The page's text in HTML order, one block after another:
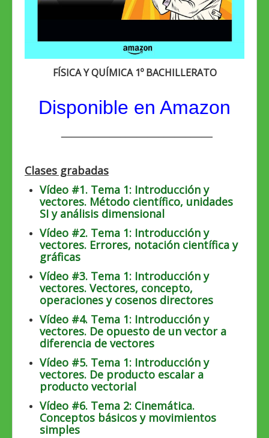
FÍSICA Y QUÍMICA 1º BACHILLERATO
Disponible en Amazon
Clases grabadas
Vídeo #1. Tema 1: Introducción y
vectores. Método científico, unidades
SI y análisis dimensional
Vídeo #2. Tema 1: Introducción y
vectores. Errores, notación científica y
gráficas
Vídeo #3. Tema 1: Introducción y
vectores. Vectores, concepto,
operaciones y cosenos directores
Vídeo #4. Tema 1: Introducción y
vectores. De opuesto de un vector a
diferencia de vectores
Vídeo #5. Tema 1: Introducción y
vectores. De producto escalar a
producto vectorial
Vídeo #6. Tema 2: Cinemática.
Conceptos básicos y movimientos
simples